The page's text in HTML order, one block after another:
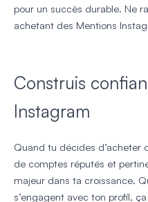
pour un succès durable. Ne
achetant des Mentions
Construis
Instagram
Quand tu décides d’acheter
de comptes réputés et
majeur dans ta croissance.
s’engagent avec ton profil,